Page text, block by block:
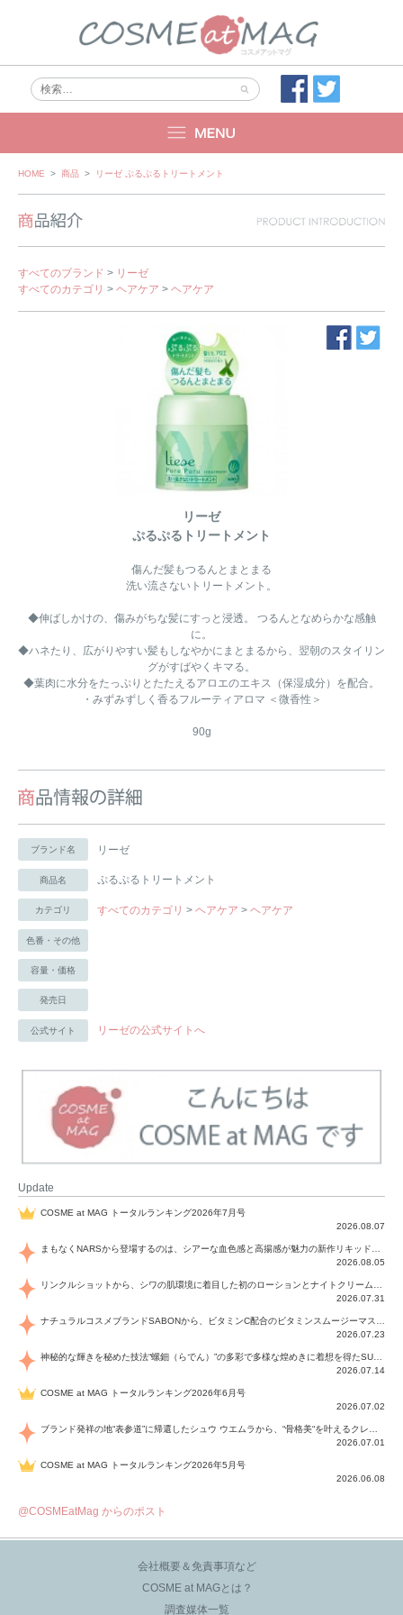
Skip
HOME > 商品 > リーゼ ぷるぷるトリートメント
すべてのブランド > リーゼ
すべてのカテゴリ > ヘアケア > ヘアケア
リーゼ
ぷるぷるトリートメント
傷んだ髪もつるんとまとまる
洗い流さないトリートメント。
◆伸ばしかけの、傷みがちな髪にすっと浸透。 つるんとなめらかな感触
に。
◆ハネたり、広がりやすい髪もしなやかにまとまるから、翌朝のスタイリン
グがすばやくキマる。
◆葉肉に水分をたっぷりとたたえるアロエのエキス（保湿成分）を配合。
・みずみずしく香るフルーティアロマ ＜微香性＞
90g
ブランド名 リーゼ
商品名 ぷるぷるトリートメント
カテゴリ すべてのカテゴリ > ヘアケア > ヘアケア
色番・その他
容量・価格
発売日
公式サイト リーゼの公式サイトへ
Update
COSME at MAG トータルランキング2026年7月号
2026.08.07
2026.08.05
2026.07.31
2026.07.23
2026.07.14
COSME at MAG トータルランキング2026年6月号
2026.07.02
2026.07.01
COSME at MAG トータルランキング2026年5月号
2026.06.08
@COSMEatMag からのポスト
会社概要＆免責事項など
COSME at MAGとは？
調査媒体一覧